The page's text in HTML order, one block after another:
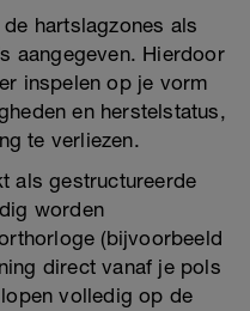
hartslagzones als
aangegeven. Hierdoor
inspelen op je vorm
en herstelstatus,
te verliezen.
als gestructureerde
worden
(bijvoorbeeld
direct vanaf je pols
volledig op de